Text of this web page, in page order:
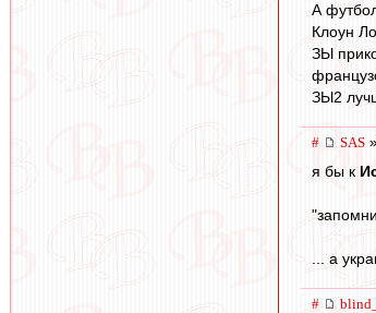
А
Клоун
ЗЫ
ЗЫ2
# SAS
я бы к
... а
#